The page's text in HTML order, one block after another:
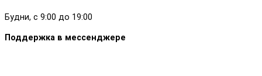
Будни, с 9:00 до 19:00
Поддержка в мессенджере